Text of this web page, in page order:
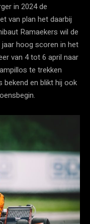
in 2024 de
van plan het daarbij
Ramaekers wil de
hoog scoren in het
van 4 tot 6 april naar
te trekken
en blikt hij ook